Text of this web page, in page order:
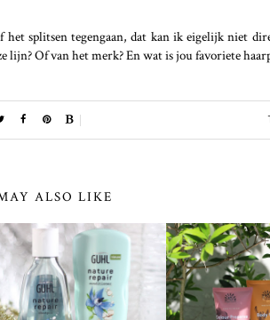
het splitsen tegengaan, dat kan ik eigelijk niet
Of van het merk? En wat is jou favoriete
ALSO LIKE